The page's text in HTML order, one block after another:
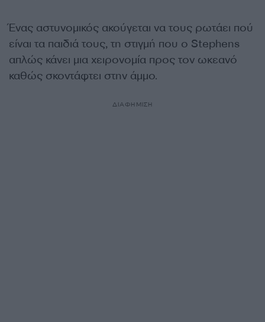
Ένας αστυνομικός ακούγεται να τους ρωτάει πού
είναι τα παιδιά τους, τη στιγμή που ο Stephens
απλώς κάνει μια χειρονομία προς τον ωκεανό
καθώς σκοντάφτει στην άμμο.
ΔΙΑΦΗΜΙΣΗ